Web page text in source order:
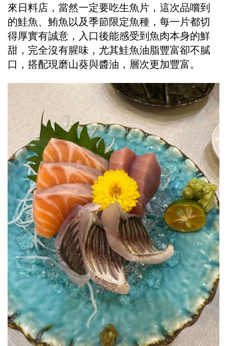
來日料店，當然一定要吃生魚片，這次品嚐到
的鮭魚、鮪魚以及季節限定魚種，每一片都切
得厚實有誠意，入口後能感受到魚肉本身的鮮
甜，完全沒有腥味，尤其鮭魚油脂豐富卻不膩
口，搭配現磨山葵與醬油，層次更加豐富。